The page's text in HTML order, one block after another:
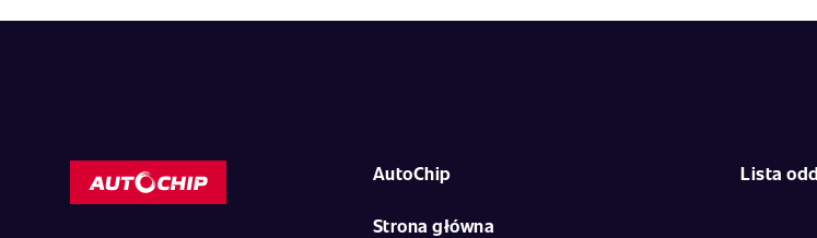
AutoChip
Strona główna
Lista